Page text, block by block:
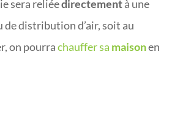
sera reliéedirectementà une
de distribution d’air, soit au
on pourrachauffer sa maisonen